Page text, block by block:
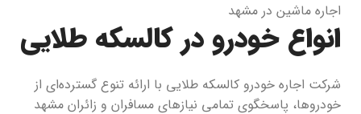
اجاره ماشین در مشهد
انواع خودرو در کالسکه طلایی
شرکت اجاره خودرو کالسکه طلایی با ارائه تنوع گسترده‌ای از
خودروها، پاسخگوی تمامی نیازهای مسافران و زائران مشهد